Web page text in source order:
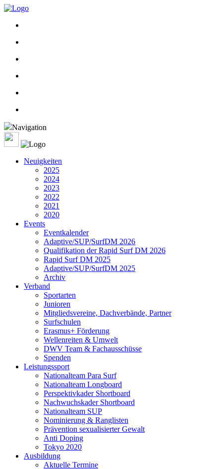
Navigation
Neuigkeiten
2025
2024
2023
2022
2021
2020
Events
Eventkalender
Adaptive/SUP/SurfDM 2026
Qualifikation der Rapid Surf DM 2026
Rapid Surf DM 2025
Adaptive/SUP/SurfDM 2025
Archiv
Verband
Sportarten
Junioren
Mitgliedsvereine, Dachverbände, Partner
Surfschulen
Erasmus+ Förderung
Wellenreiten & Umwelt
DWV Team & Fachausschüsse
Spenden
Leistungssport
Nationalteam Para Surf
Nationalteam Longboard
Perspektivkader Shortboard
Nachwuchskader Shortboard
Nationalteam SUP
Nominierung & Ranglisten
Prävention sexualisierter Gewalt
Anti Doping
Tokyo 2020
Ausbildung
Aktuelle Termine